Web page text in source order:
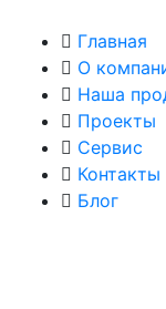
Главная
О
Наша
Проекты
Сервис
Контакты
Блог